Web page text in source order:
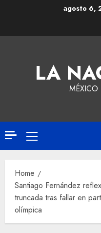
agosto 6,
LA
Home
Santiago Fernández
truncada tras fallar en
olímpica